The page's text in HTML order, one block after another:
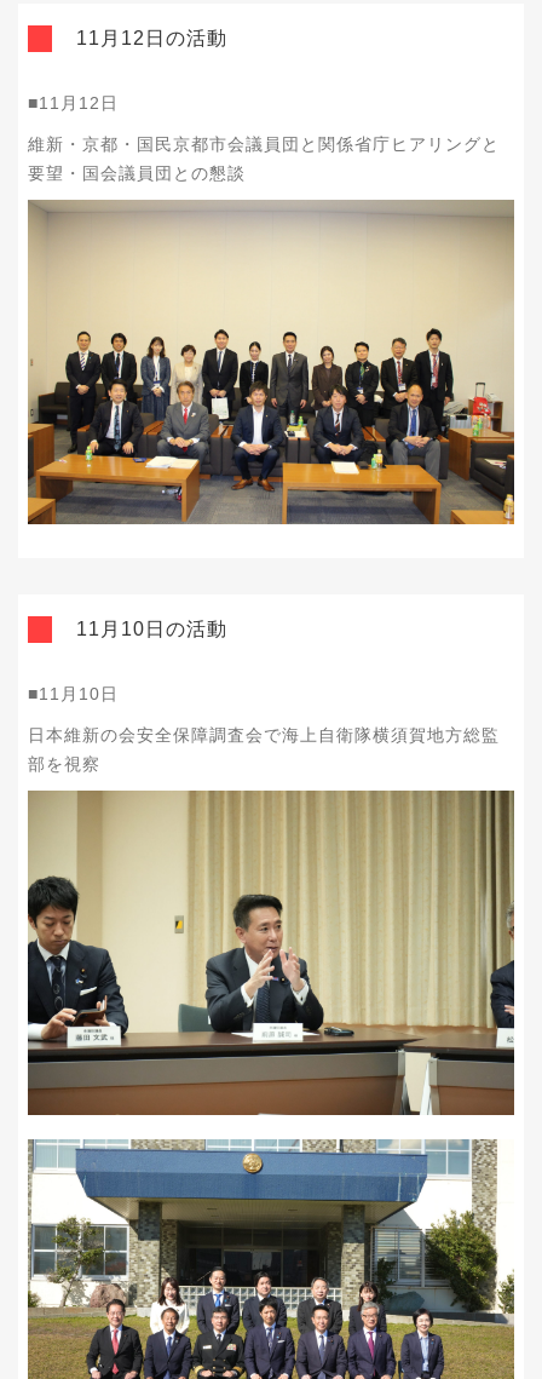
11月12日の活動
■11月12日
維新・京都・国民京都市会議員団と関係省庁ヒアリングと
要望・国会議員団との懇談
11月10日の活動
■11月10日
日本維新の会安全保障調査会で海上自衛隊横須賀地方総監
部を視察